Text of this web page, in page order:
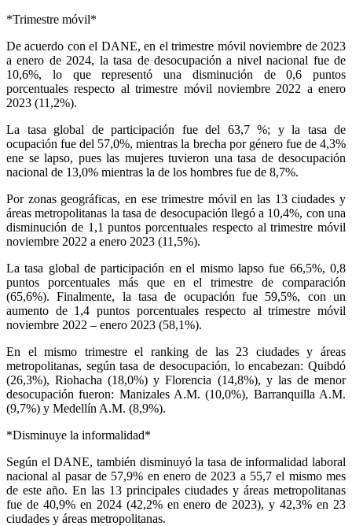
*Trimestre móvil*
De acuerdo con el DANE, en el trimestre móvil noviembre de 2023
a enero de 2024, la tasa de desocupación a nivel nacional fue de
10,6%, lo que representó una disminución de 0,6 puntos
porcentuales respecto al trimestre móvil noviembre 2022 a enero
2023 (11,2%).
La tasa global de participación fue del 63,7 %; y la tasa de
ocupación fue del 57,0%, mientras la brecha por género fue de 4,3%
ene se lapso, pues las mujeres tuvieron una tasa de desocupación
nacional de 13,0% mientras la de los hombres fue de 8,7%.
Por zonas geográficas, en ese trimestre móvil en las 13 ciudades y
áreas metropolitanas la tasa de desocupación llegó a 10,4%, con una
disminución de 1,1 puntos porcentuales respecto al trimestre móvil
noviembre 2022 a enero 2023 (11,5%).
La tasa global de participación en el mismo lapso fue 66,5%, 0,8
puntos porcentuales más que en el trimestre de comparación
(65,6%). Finalmente, la tasa de ocupación fue 59,5%, con un
aumento de 1,4 puntos porcentuales respecto al trimestre móvil
noviembre 2022 – enero 2023 (58,1%).
En el mismo trimestre el ranking de las 23 ciudades y áreas
metropolitanas, según tasa de desocupación, lo encabezan: Quibdó
(26,3%), Riohacha (18,0%) y Florencia (14,8%), y las de menor
desocupación fueron: Manizales A.M. (10,0%), Barranquilla A.M.
(9,7%) y Medellín A.M. (8,9%).
*Disminuye la informalidad*
Según el DANE, también disminuyó la tasa de informalidad laboral
nacional al pasar de 57,9% en enero de 2023 a 55,7 el mismo mes
de este año. En las 13 principales ciudades y áreas metropolitanas
fue de 40,9% en 2024 (42,2% en enero de 2023), y 42,3% en 23
ciudades y áreas metropolitanas.